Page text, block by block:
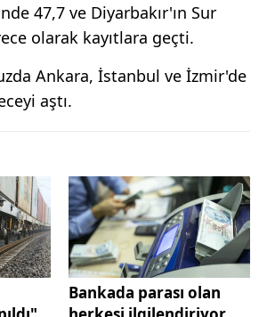
47,7 ve Diyarbakır'ın Sur
olarak kayıtlara geçti.
Ankara, İstanbul ve İzmir'de
aştı.
Bankada parası olan